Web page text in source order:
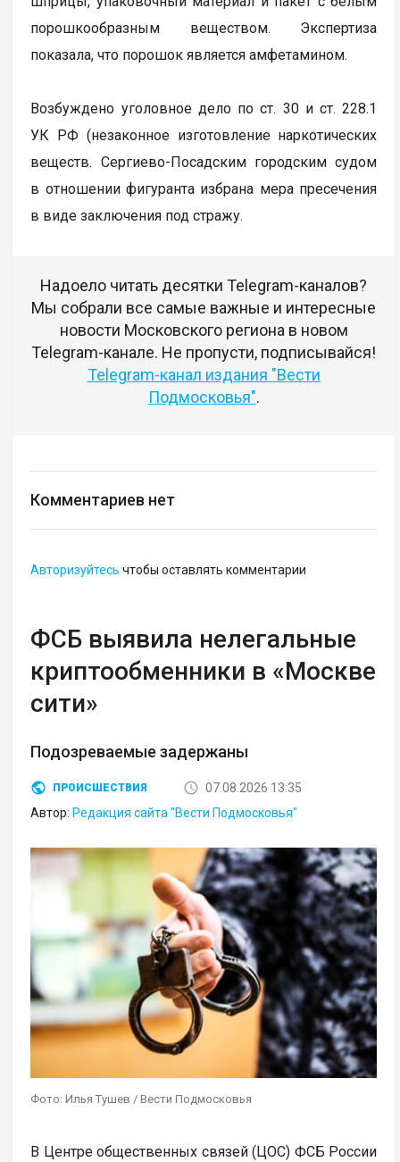
порошкообразным веществом. Экспертиза
показала, что порошок является амфетамином.
Возбуждено уголовное дело по ст. 30 и ст. 228.1
УК РФ (незаконное изготовление наркотических
веществ. Сергиево-Посадским городским судом
в отношении фигуранта избрана мера пресечения
в виде заключения под стражу.
Надоело читать десятки Telegram-каналов?
Мы собрали все самые важные и интересные
новости Московского региона в новом
Telegram-канале. Не пропусти, подписывайся!
Telegram-канал издания "Вести
Подмосковья".
Комментариев нет
Авторизуйтесь чтобы оставлять комментарии
ФСБ выявила нелегальные
криптообменники в «Москве
сити»
Подозреваемые задержаны
ПРОИСШЕСТВИЯ
07.08.2026 13:35
Автор: Редакция сайта "Вести Подмосковья"
Фото: Илья Тушев / Вести Подмосковья
В Центре общественных связей (ЦОС) ФСБ России